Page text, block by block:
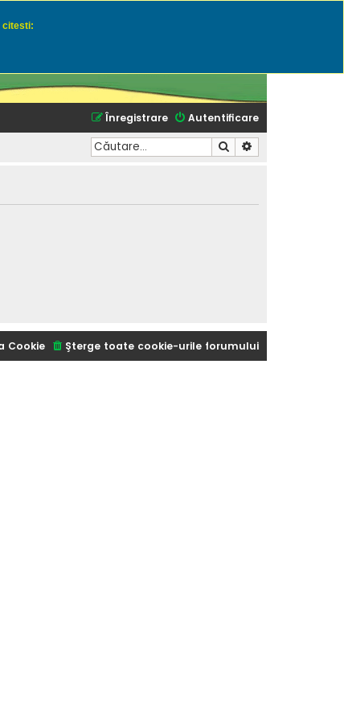
naturale
Autentificare
Înregistrare
Căutare
citesti:
Şterge toate cookie-urile forumului
Cookie